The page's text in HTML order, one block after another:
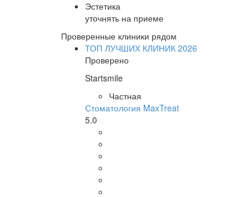
Эстетика
уточнять на приеме
Проверенные клиники рядом
ТОП ЛУЧШИХ КЛИНИК 2026
Проверено
Startsmile
Частная
Стоматология MaxTreat
5.0